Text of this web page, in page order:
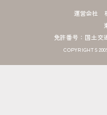
運営会社
免許番号：国土
COPYRIGHTS